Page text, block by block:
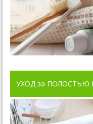
УХОД за ПОЛОСТЬЮ